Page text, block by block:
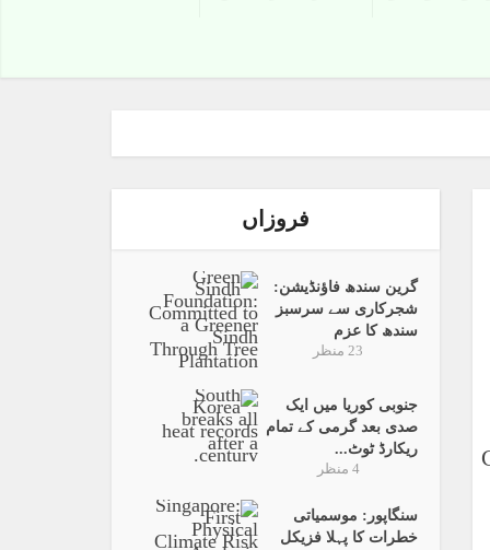
فروزاں
گرین سندھ فاؤنڈیشن:
شجرکاری سے سرسبز
سندھ کا عزم
23 منظر
جنوبی کوریا میں ایک
صدی بعد گرمی کے تمام
ریکارڈ ٹوٹ...
4 منظر
سنگاپور: موسمیاتی
خطرات کا پہلا فزیکل